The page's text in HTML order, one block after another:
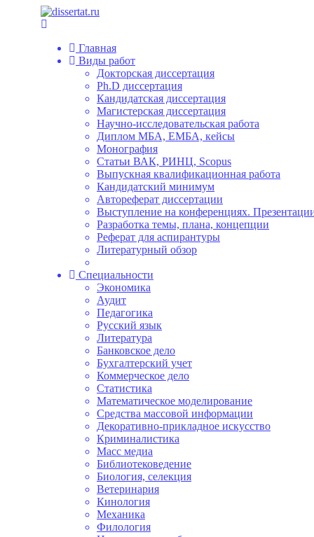
Главная
Виды работ
Докторская диссертация
Ph.D диссертация
Кандидатская диссертация
Магистерская диссертация
Научно-исследовательская работа
Диплом МБА, ЕМБА, кейсы
Монография
Статьи ВАК, РИНЦ, Scopus
Выпускная квалификационная работа
Кандидатский минимум
Автореферат диссертации
Выступление на конференциях.
Разработка темы, плана, концепции
Реферат для аспирантуры
Литературный обзор
Специальности
Экономика
Аудит
Педагогика
Русский язык
Литература
Банковское дело
Бухгалтерский учет
Коммерческое дело
Статистика
Математическое моделирование
Средства массовой информации
Декоративно-прикладное искусство
Криминалистика
Масс медиа
Библиотековедение
Биология, селекция
Ветеринария
Кинология
Механика
Филология